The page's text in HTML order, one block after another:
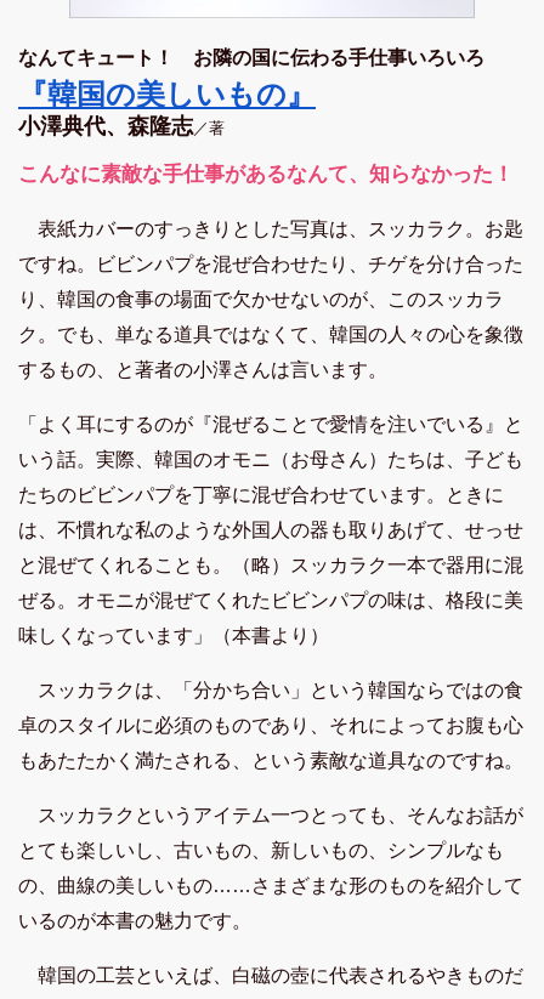
なんてキュート！ お隣の国に伝わる手仕事いろいろ
『韓国の美しいもの』
小澤典代、森隆志／著
こんなに素敵な手仕事があるなんて、知らなかった！
表紙カバーのすっきりとした写真は、スッカラク。お匙
ですね。ビビンパプを混ぜ合わせたり、チゲを分け合った
り、韓国の食事の場面で欠かせないのが、このスッカラ
ク。でも、単なる道具ではなくて、韓国の人々の心を象徴
するもの、と著者の小澤さんは言います。
「よく耳にするのが『混ぜることで愛情を注いでいる』と
いう話。実際、韓国のオモニ（お母さん）たちは、子ども
たちのビビンパプを丁寧に混ぜ合わせています。ときに
は、不慣れな私のような外国人の器も取りあげて、せっせ
と混ぜてくれることも。（略）スッカラク一本で器用に混
ぜる。オモニが混ぜてくれたビビンパプの味は、格段に美
味しくなっています」（本書より）
スッカラクは、「分かち合い」という韓国ならではの食
卓のスタイルに必須のものであり、それによってお腹も心
もあたたかく満たされる、という素敵な道具なのですね。
スッカラクというアイテム一つとっても、そんなお話が
とても楽しいし、古いもの、新しいもの、シンプルなも
の、曲線の美しいもの……さまざまな形のものを紹介して
いるのが本書の魅力です。
韓国の工芸といえば、白磁の壺に代表されるやきものだ